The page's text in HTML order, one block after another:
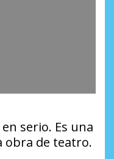
serio. Es una
obra de teatro.